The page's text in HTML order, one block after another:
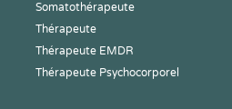
Somatothérapeute
Thérapeute
Thérapeute EMDR
Thérapeute Psychocorporel